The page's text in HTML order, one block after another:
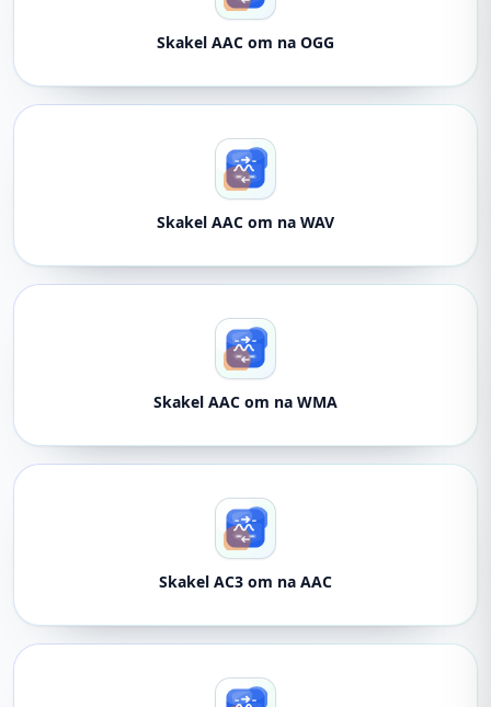
Skakel AAC om na OGG
Skakel AAC om na WAV
Skakel AAC om na WMA
Skakel AC3 om na AAC